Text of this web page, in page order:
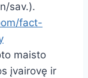
sav.).
fact-
maisto
įvairovę ir